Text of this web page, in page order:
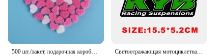
500 шт./пакет, подарочная коробка, пушистый наполнитель слизи, глина, розовое сердце, любовь, бусины, пенопластовая полоска, слизь, сделай сам, свадебные сувениры, наполнитель цветочной коробки Светоотражающая мотоциклетная наклейка Kyb Wp для мотокросса, наклейки для Yamaha Honda Suzuki Ktm Kawasaki Benelli